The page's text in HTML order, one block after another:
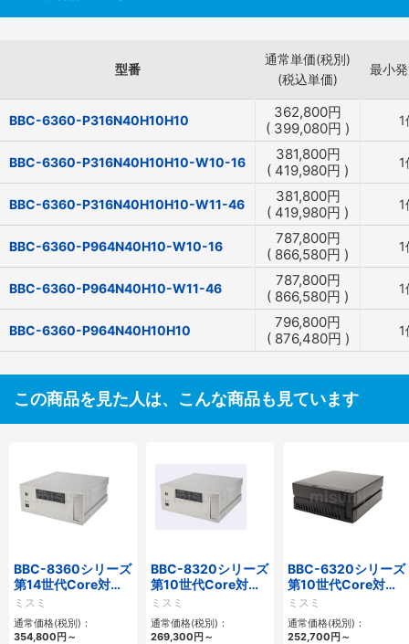
型番
通常単価(税別)
(税込単価)
最小
BBC-6360-P316N40H10H10 362,800円
( 399,080円 ) 1
BBC-6360-P316N40H10H10-W10-16 381,800円
( 419,980円 ) 1
BBC-6360-P316N40H10H10-W11-46 381,800円
( 419,980円 ) 1
BBC-6360-P964N40H10-W10-16 787,800円
( 866,580円 ) 1
BBC-6360-P964N40H10-W11-46 787,800円
( 866,580円 ) 1
BBC-6360-P964N40H10H10 796,800円
( 876,480円 ) 1
この商品を見た人は、こんな商品も見ています
BBC-8360シリーズ
第14世代Core対応
フロアマウント
2PCIe
ミスミ
通常価格(税別)：
354,800円～
BBC-8320シリーズ
第10世代Core対応
小型フロアマウント
FAPC 2PCI・2PCIe
ミスミ
通常価格(税別)：
269,300円～
BBC-6320シリーズ
第10世代Core対応
小型フロアマウント
FAPC 2PCI・2PCIe
ミスミ
通常価格(税別)：
252,700円～